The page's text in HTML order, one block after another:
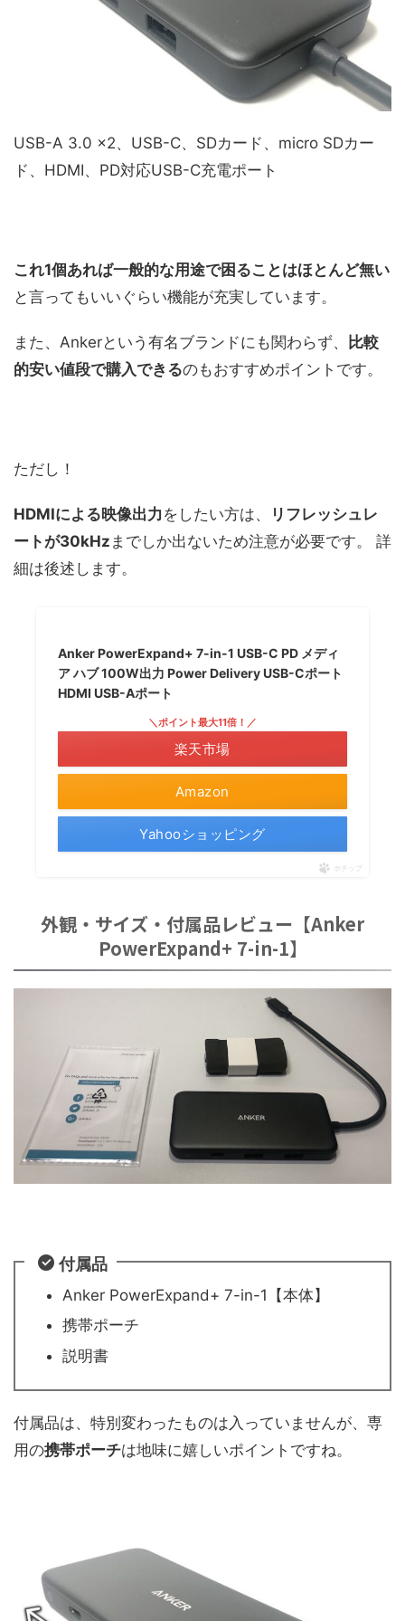
USB-A 3.0 ×2、USB-C、SDカード、micro SDカー
ド、HDMI、PD対応USB-C充電ポート
これ1個あれば一般的な用途で困ることはほとんど無い
と言ってもいいぐらい機能が充実しています。
また、Ankerという有名ブランドにも関わらず、
比較
的安い値段で購入できるのもおすすめポイントです。
ただし！
HDMIによる映像出力 をしたい方は、
リフレッシュレ
ートが30kHz までしか出ないため注意が必要です。 詳
細は後述します。
Anker PowerExpand+ 7-in-1 USB-C PD メディ
ア ハブ 100W出力 Power Delivery USB-Cポート
HDMI USB-Aポート
Amazon
＼ポイント最大11倍！／
楽天市場
Yahooショッピング
ポチップ
外観・サイズ・付属品レビュー【Anker
PowerExpand+ 7-in-1】
付属品
Anker PowerExpand+ 7-in-1【本体】
携帯ポーチ
説明書
付属品は、特別変わったものは入っていませんが、専
用の携帯ポーチは地味に嬉しいポイントですね。